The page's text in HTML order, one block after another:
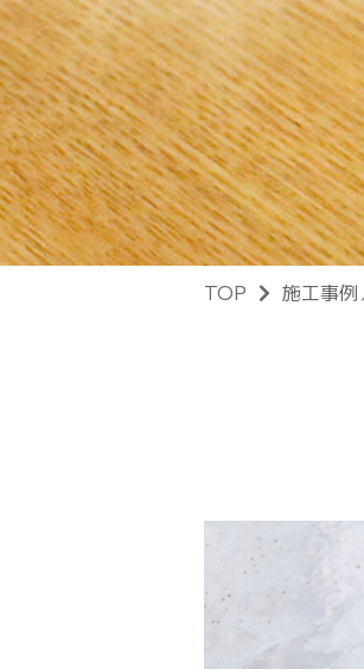
TOP 施工事例